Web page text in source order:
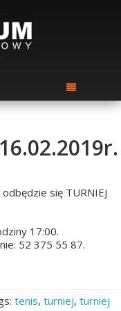
się TURNIEJ
17:00.
52 375 55 87.
tenis, turniej, turniej